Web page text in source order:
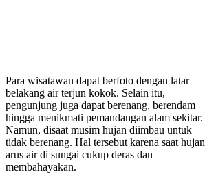
Para wisatawan dapat berfoto dengan latar
belakang air terjun kokok. Selain itu,
pengunjung juga dapat berenang, berendam
hingga menikmati pemandangan alam sekitar.
Namun, disaat musim hujan diimbau untuk
tidak berenang. Hal tersebut karena saat hujan
arus air di sungai cukup deras dan
membahayakan.